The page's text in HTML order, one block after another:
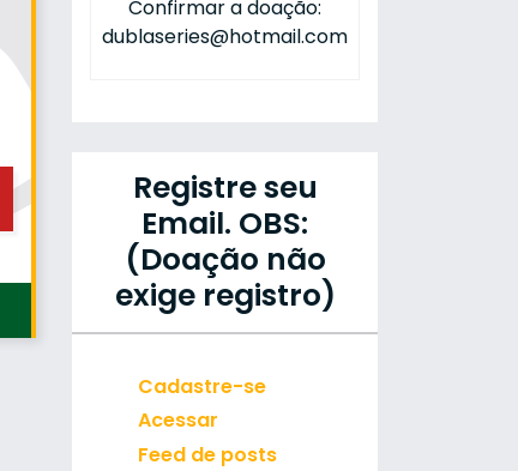
Confirmar a doação:
dublaseries@hotmail.com
Registre seu
Email. OBS:
(Doação não
exige registro)
Cadastre-se
Acessar
Feed de posts